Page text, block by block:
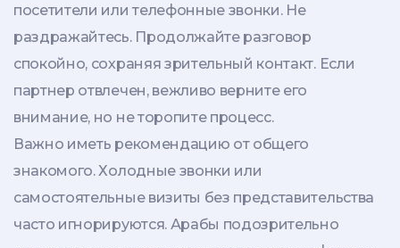
посетители или телефонные звонки. Не
раздражайтесь. Продолжайте разговор
спокойно, сохраняя зрительный контакт. Если
партнер отвлечен, вежливо верните его
внимание, но не торопите процесс.
Важно иметь рекомендацию от общего
знакомого. Холодные звонки или
самостоятельные визиты без представительства
часто игнорируются. Арабы подозрительно